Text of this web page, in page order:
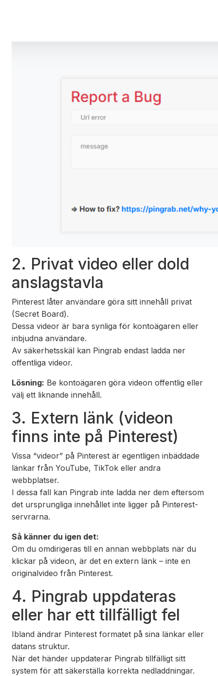
2. Privat video eller dold
anslagstavla
Pinterest låter användare göra sitt innehåll privat
(Secret Board).
Dessa videor är bara synliga för kontoägaren eller
inbjudna användare.
Av säkerhetsskäl kan Pingrab endast ladda ner
offentliga videor.
Lösning: Be kontoägaren göra videon offentlig eller
välj ett liknande innehåll.
3. Extern länk (videon
finns inte på Pinterest)
Vissa “videor” på Pinterest är egentligen inbäddade
länkar från YouTube, TikTok eller andra
webbplatser.
I dessa fall kan Pingrab inte ladda ner dem eftersom
det ursprungliga innehållet inte ligger på Pinterest-
servrarna.
Så känner du igen det:
Om du omdirigeras till en annan webbplats när du
klickar på videon, är det en extern länk – inte en
originalvideo från Pinterest.
4. Pingrab uppdateras
eller har ett tillfälligt fel
Ibland ändrar Pinterest formatet på sina länkar eller
datans struktur.
När det händer uppdaterar Pingrab tillfälligt sitt
system för att säkerställa korrekta nedladdningar.